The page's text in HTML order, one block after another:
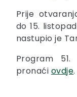
Prije
do 15.
nastupio je
Program
pronaći ovdje.